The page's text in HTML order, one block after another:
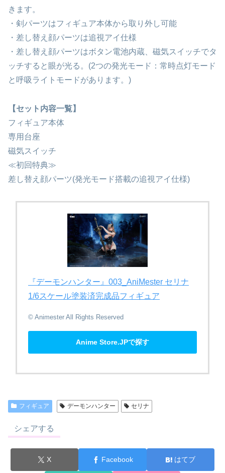
きます。
・剣パーツはフィギュア本体から取り外し可能
・差し替え顔パーツは追視アイ仕様
・差し替え顔パーツはボタン電池内蔵、磁気スイッチでタ
ッチすると眼が光る。(2つの発光モード：常時点灯モード
と呼吸ライトモードがあります。)
【セット内容一覧】
フィギュア本体
専用台座
磁気スイッチ
≪初回特典≫
差し替え顔パーツ(発光モード搭載の追視アイ仕様)
『デーモンハンター』​003_AniMester セリナ
1/6スケール塗装済完成品フィギュア
© Animester All Rights Reserved
Anime Store.JPで探す
フィギュア デーモンハンター セリナ
シェアする
X Facebook はてブ